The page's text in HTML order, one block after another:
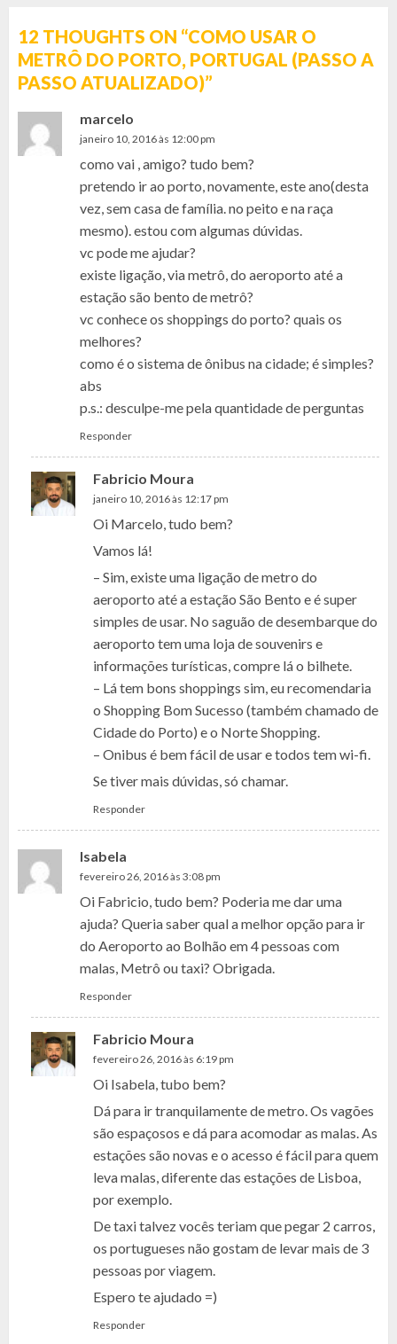
12 THOUGHTS ON “COMO USAR O
METRÔ DO PORTO, PORTUGAL (PASSO A
PASSO ATUALIZADO)”
marcelo
janeiro 10, 2016 às 12:00 pm
como vai , amigo? tudo bem?
pretendo ir ao porto, novamente, este ano(desta
vez, sem casa de família. no peito e na raça
mesmo). estou com algumas dúvidas.
vc pode me ajudar?
existe ligação, via metrô, do aeroporto até a
estação são bento de metrô?
vc conhece os shoppings do porto? quais os
melhores?
como é o sistema de ônibus na cidade; é simples?
abs
p.s.: desculpe-me pela quantidade de perguntas
Responder
Fabricio Moura
janeiro 10, 2016 às 12:17 pm
Oi Marcelo, tudo bem?
Vamos lá!
– Sim, existe uma ligação de metro do
aeroporto até a estação São Bento e é super
simples de usar. No saguão de desembarque do
aeroporto tem uma loja de souvenirs e
informações turísticas, compre lá o bilhete.
– Lá tem bons shoppings sim, eu recomendaria
o Shopping Bom Sucesso (também chamado de
Cidade do Porto) e o Norte Shopping.
– Onibus é bem fácil de usar e todos tem wi-fi.
Se tiver mais dúvidas, só chamar.
Responder
Isabela
fevereiro 26, 2016 às 3:08 pm
Oi Fabricio, tudo bem? Poderia me dar uma
ajuda? Queria saber qual a melhor opção para ir
do Aeroporto ao Bolhão em 4 pessoas com
malas, Metrô ou taxi? Obrigada.
Responder
Fabricio Moura
fevereiro 26, 2016 às 6:19 pm
Oi Isabela, tubo bem?
Dá para ir tranquilamente de metro. Os vagões
são espaçosos e dá para acomodar as malas. As
estações são novas e o acesso é fácil para quem
leva malas, diferente das estações de Lisboa,
por exemplo.
De taxi talvez vocês teriam que pegar 2 carros,
os portugueses não gostam de levar mais de 3
pessoas por viagem.
Espero te ajudado =)
Responder